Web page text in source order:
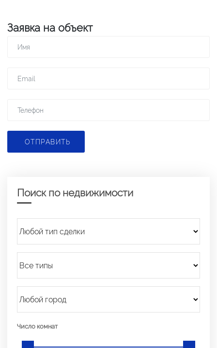
Заявка на объект
ОТПРАВИТЬ
Поиск по недвижимости
Число комнат